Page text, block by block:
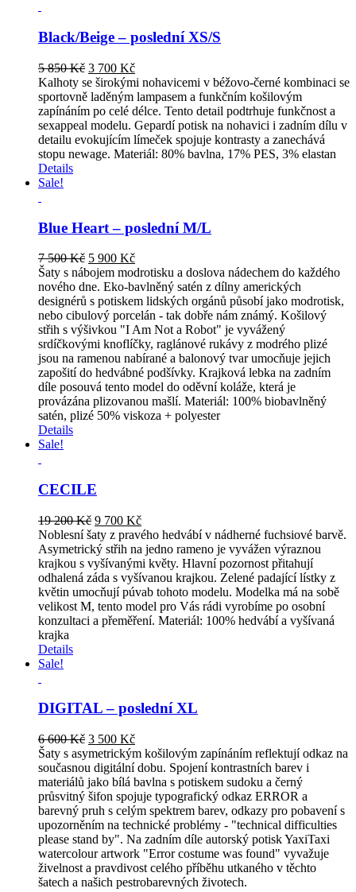
Black/Beige – poslední XS/S
5 850Kč Original
price
was:
5
850 Kč.
3 700 KčCurrent
price
is:
3
700 Kč.
Kalhoty se širokými nohavicemi v béžovo-černé kombinaci se
sportovně laděným lampasem a funkčním košilovým
zapínáním po celé délce. Tento detail podtrhuje funkčnost a
sexappeal modelu. Gepardí potisk na nohavici i zadním dílu v
detailu evokujícím límeček spojuje kontrasty a zanechává
stopu newage. Materiál: 80% bavlna, 17% PES, 3% elastan
Details
Sale!
Blue Heart – poslední M/L
7 500Kč Original
price
was:
7
500 Kč.
5 900 KčCurrent
price
is:
5
900 Kč.
Šaty s nábojem modrotisku a doslova nádechem do každého
nového dne. Eko-bavlněný satén z dílny amerických
designérů s potiskem lidských orgánů působí jako modrotisk,
nebo cibulový porcelán - tak dobře nám známý. Košilový
střih s výšivkou "I Am Not a Robot" je vyvážený
srdíčkovými knoflíčky, raglánové rukávy z modrého plizé
jsou na ramenou nabírané a balonový tvar umocňuje jejich
zapošití do hedvábné podšívky. Krajková lebka na zadním
díle posouvá tento model do oděvní koláže, která je
provázána plizovanou mašlí. Materiál: 100% biobavlněný
satén, plizé 50% viskoza + polyester
Details
Sale!
CECILE
19 200Kč Original
price
was:
19
200 Kč.
9 700 KčCurrent
price
is:
9
700 Kč.
Noblesní šaty z pravého hedvábí v nádherné fuchsiové barvě.
Asymetrický střih na jedno rameno je vyvážen výraznou
krajkou s vyšívanými květy. Hlavní pozornost přitahují
odhalená záda s vyšívanou krajkou. Zelené padající lístky z
květin umocňují púvab tohoto modelu. Modelka má na sobě
velikost M, tento model pro Vás rádi vyrobíme po osobní
konzultaci a přeměření. Materiál: 100% hedvábí a vyšívaná
krajka
Details
Sale!
DIGITAL – poslední XL
6 600Kč Original
price
was:
6
600 Kč.
3 500 KčCurrent
price
is:
3
500 Kč.
Šaty s asymetrickým košilovým zapínáním reflektují odkaz na
současnou digitální dobu. Spojení kontrastních barev i
materiálů jako bílá bavlna s potiskem sudoku a černý
průsvitný šifon spojuje typografický odkaz ERROR a
barevný pruh s celým spektrem barev, odkazy pro pobavení s
upozorněním na technické problémy - "technical difficulties
please stand by". Na zadním díle autorský potisk YaxiTaxi
watercolour artwork "Error costume was found" vyvažuje
živelnost a pravdivost celého příběhu utkaného v těchto
šatech a našich pestrobarevných životech.